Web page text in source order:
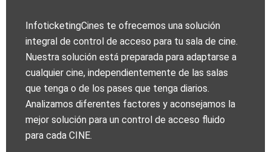
InfoticketingCines te ofrecemos una solución
integral de control de acceso para tu sala de cine.
Nuestra solución está preparada para adaptarse a
cualquier cine, independientemente de las salas
que tenga o de los pases que tenga diarios.
Analizamos diferentes factores y aconsejamos la
mejor solución para un control de acceso fluido
para cada CINE.